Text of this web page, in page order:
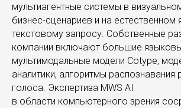
мультиагентные системы в
бизнес-сценариев и на естественном
текстовому запросу. Собственные
компании включают большие
мультимодальные модели Cotype,
аналитики, алгоритмы распознавания
голоса. Экспертиза MWS AI
в области компьютерного зрения